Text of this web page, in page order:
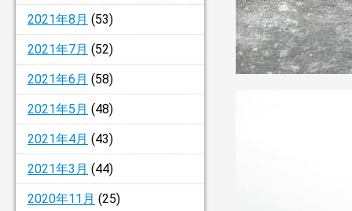
2021年8月 (53)
2021年7月 (52)
2021年6月 (58)
2021年5月 (48)
2021年4月 (43)
2021年3月 (44)
2020年11月 (25)